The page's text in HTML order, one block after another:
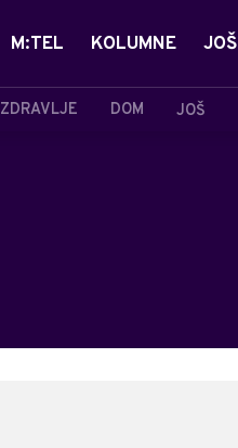
ZDRAVLJE DOM JOŠ
M:TEL KOLUMNE JOŠ